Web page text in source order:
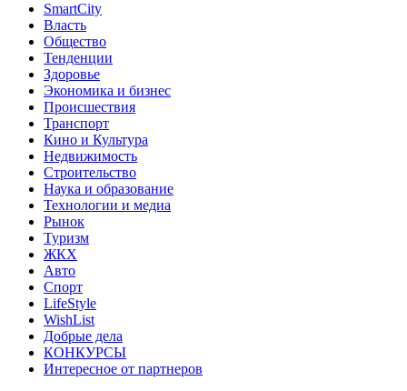
SmartCity
Власть
Общество
Тенденции
Здоровье
Экономика и бизнес
Происшествия
Транспорт
Кино и Культура
Недвижимость
Строительство
Наука и образование
Технологии и медиа
Рынок
Туризм
ЖКХ
Авто
Спорт
LifeStyle
WishList
Добрые дела
КОНКУРСЫ
Интересное от партнеров